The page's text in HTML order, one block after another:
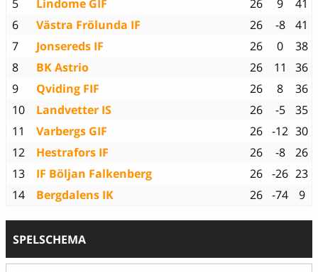
5
Lindome GIF 26 9
41
6
Västra Frölunda IF 26 -8
41
7
Jonsereds IF 26 0
38
8
BK Astrio 26 11
36
9
Qviding FIF 26 8
36
10
Landvetter IS 26 -5
35
11
Varbergs GIF 26 -12 30
12
Hestrafors IF 26 -8
26
13
IF Böljan Falkenberg 26 -26 23
14
Bergdalens IK 26 -74 9
SPELSCHEMA